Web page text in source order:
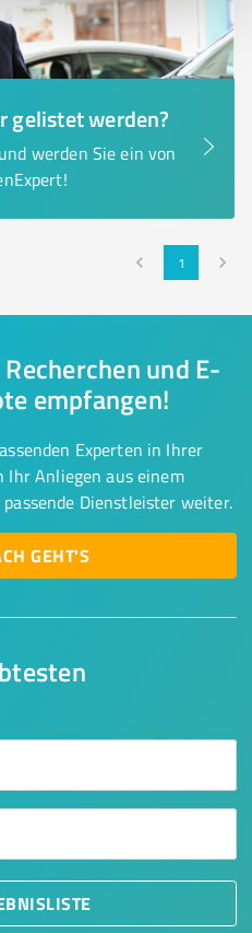
gelistet werden?
werden Sie ein von
1
und E-
empfangen!
Experten in Ihrer
Anliegen aus einem
Dienstleister weiter.
GEHT'S